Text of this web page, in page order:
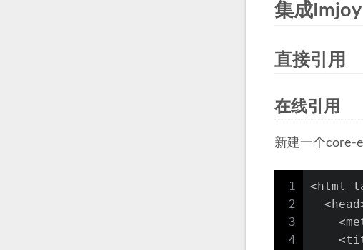
集成
直接引用
在线引用
新建一个core-
1
2
3
4
<html